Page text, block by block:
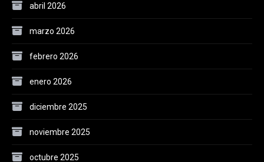
abril 2026
marzo 2026
febrero 2026
enero 2026
diciembre 2025
noviembre 2025
octubre 2025